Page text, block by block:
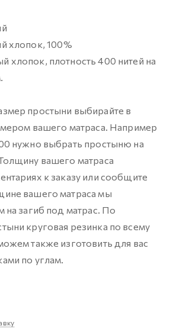
хлопок, 100%
хлопок, плотность 400 нитей на
простыни выбирайте в
вашего матраса. Например
нужно выбрать простыню на
вашего матраса
к заказу или сообщите
вашего матраса мы
на загиб под матрас. По
круговая резинка по всему
также изготовить для вас
по углам.